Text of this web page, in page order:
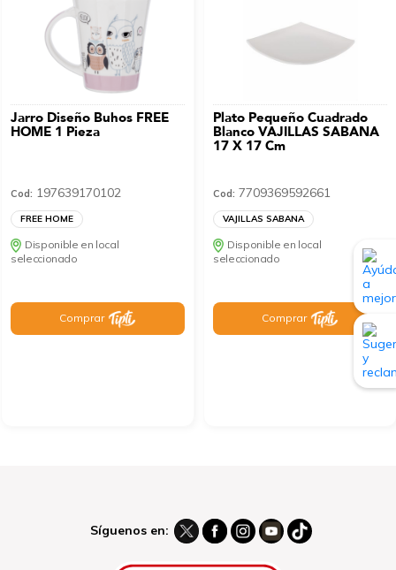
Jarro Diseño Buhos FREE
HOME 1 Pieza
Cod: 197639170102
FREE HOME
Disponible en local
seleccionado
Comprar
Plato Pequeño Cuadrado
Blanco VAJILLAS SABANA
17 X 17 Cm
Cod: 7709369592661
VAJILLAS SABANA
Disponible en local
seleccionado
Comprar
Síguenos en: